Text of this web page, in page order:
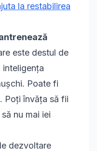
la restabilirea
este destul de
Poate fi
Poți învăța să fii
nu mai iei
dezvoltare